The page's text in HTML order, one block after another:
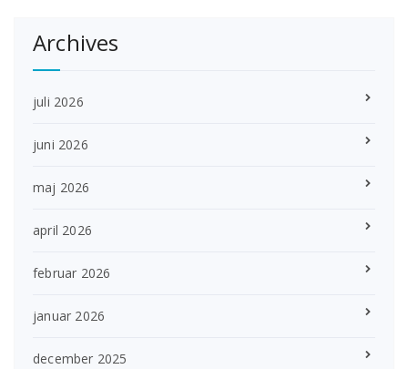
Archives
juli 2026
juni 2026
maj 2026
april 2026
februar 2026
januar 2026
december 2025